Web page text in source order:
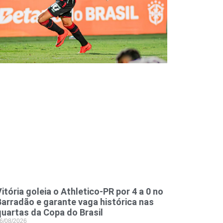
goleia o Athletico-PR por 4 a 0 no
e garante vaga histórica nas
da Copa do Brasil
08/2026